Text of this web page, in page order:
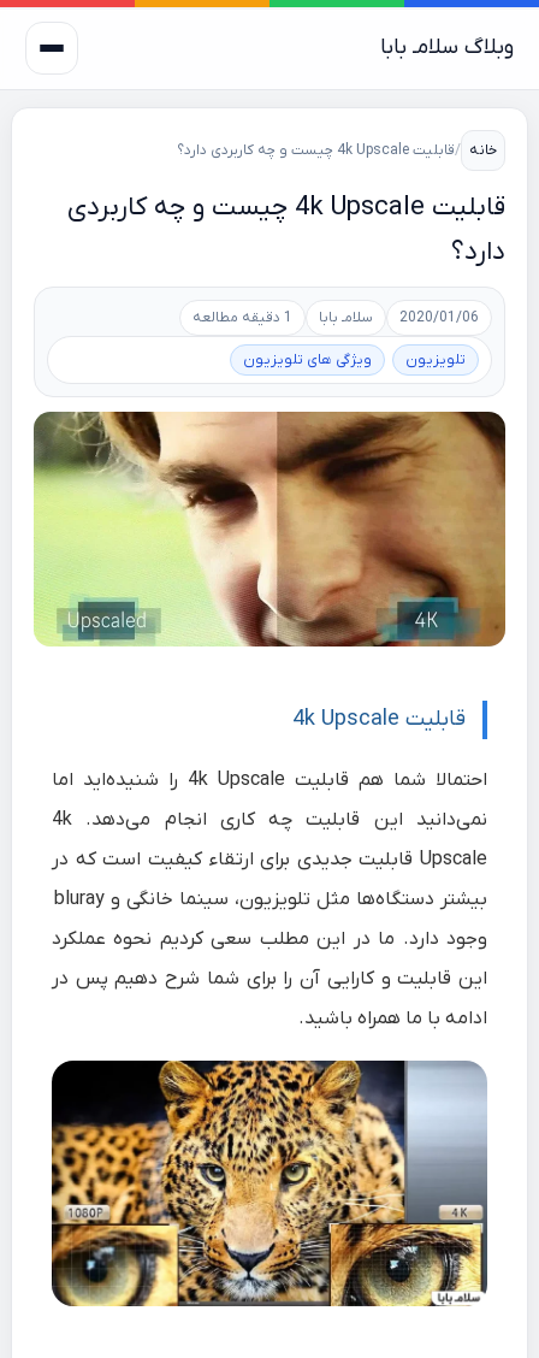
وبلاگ سلامـ بابا
خانه /قابلیت 4k Upscale چیست و چه کاربردی دارد؟
قابلیت 4k Upscale چیست و چه کاربردی
دارد؟
2020/01/06 سلامـ بابا 1 دقیقه مطالعه
تلویزیون ویژگی های تلویزیون
قابلیت 4k Upscale
احتمالا شما هم قابلیت 4k Upscale را شنیده‌اید اما
نمی‌دانید این قابلیت چه کاری انجام می‌دهد. 4k
Upscale قابلیت جدیدی برای ارتقاء کیفیت است که در
وجود دارد. ما در این مطلب سعی کردیم نحوه عملکرد
این قابلیت و کارایی آن را برای شما شرح دهیم پس در
ادامه با ما همراه باشید.